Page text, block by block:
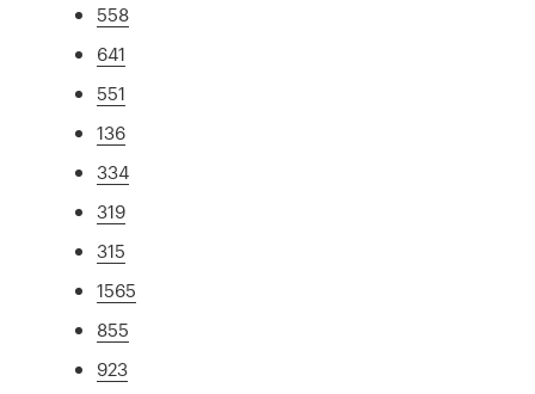
558
641
551
136
334
319
315
1565
855
923